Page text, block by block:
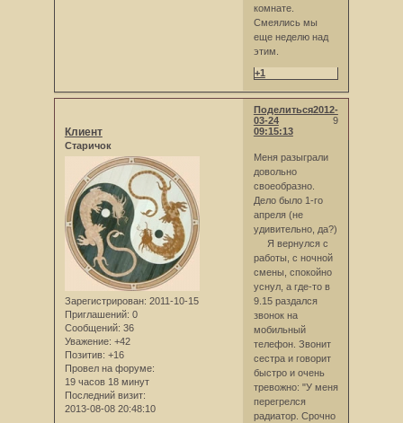
комнате.
Смеялись мы
еще неделю над
этим.
+1
Поделиться
9
2012-
03-24
09:15:13
Клиент
Старичок
Зарегистрирован: 2011-10-15
Приглашений: 0
Сообщений: 36
Уважение: +42
Позитив: +16
Провел на форуме:
19 часов 18 минут
Последний визит:
2013-08-08 20:48:10
Меня разыграли
довольно
своеобразно.
Дело было 1-го
апреля (не
удивительно, да?)
Я вернулся с
работы, с ночной
смены, спокойно
уснул, а где-то в
9.15 раздался
звонок на
мобильный
телефон. Звонит
сестра и говорит
быстро и очень
тревожно: "У меня
перегрелся
радиатор. Срочно